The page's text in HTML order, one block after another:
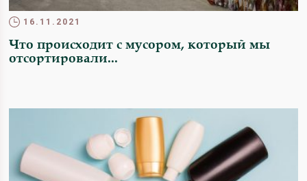
16.11.2021
Что происходит с мусором, который мы
отсортировали...